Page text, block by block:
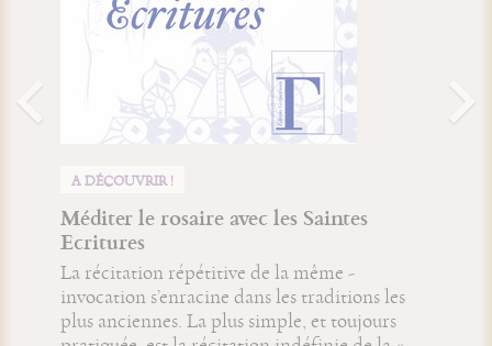
A DÉCOUVRIR !
Méditer le rosaire avec les Saintes
Ecritures
La récitation répétitive de la même ­
invocation s’enracine dans les traditions les
plus anciennes. La plus simple, et toujours